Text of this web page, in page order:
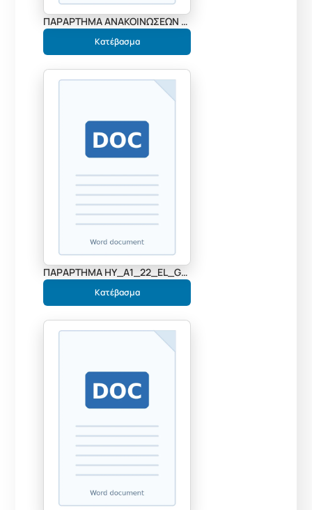
ΠΑΡΑΡΤΗΜΑ ΑΝΑΚΟΙΝΩΣΕΩΝ ΣΟΧ 19-2-2025
Κατέβασμα
ΠΑΡΑΡΤΗΜΑ ΗΥ_A1_22_EL_GR ΣΟΧ-ΣΜΕ 3_1_2024[15754]
Κατέβασμα